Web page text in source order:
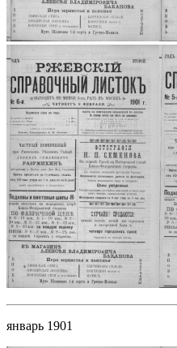
январь 1901